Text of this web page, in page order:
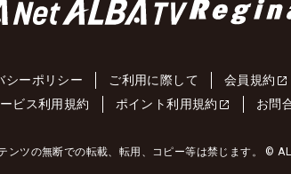
シーポリシー ご利用に際して 会員規約
ビス利用規約 ポイント利用規約 お問
ンツの無断での転載、転用、コピー等は禁じます。 ©